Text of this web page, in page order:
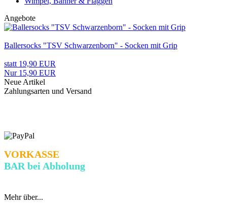
Angebote
Ballersocks "TSV Schwarzenborn" - Socken mit Grip
statt 19,90 EUR
Nur 15,90 EUR
Neue Artikel
Zahlungsarten und Versand
VORKASSE
BAR bei Abholung
Mehr über...